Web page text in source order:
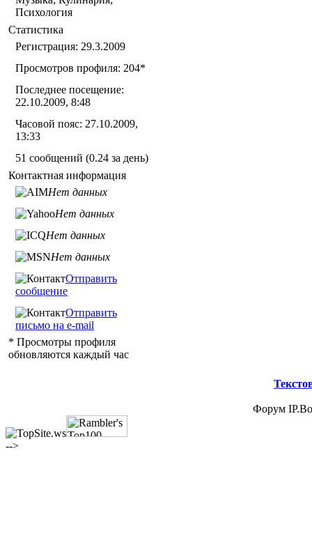
Психология
Статистика
Регистрация: 29.3.2009
Просмотров профиля: 204*
Последнее посещение:
22.10.2009, 8:48
Часовой пояс: 27.10.2009,
13:33
51 сообщений (0.24 за день)
Контактная информация
Нет данных
Нет данных
Нет данных
Нет данных
Отправить
сообщение
Отправить
письмо на e-mail
* Просмотры профиля
обновляются каждый час
Форум
-->